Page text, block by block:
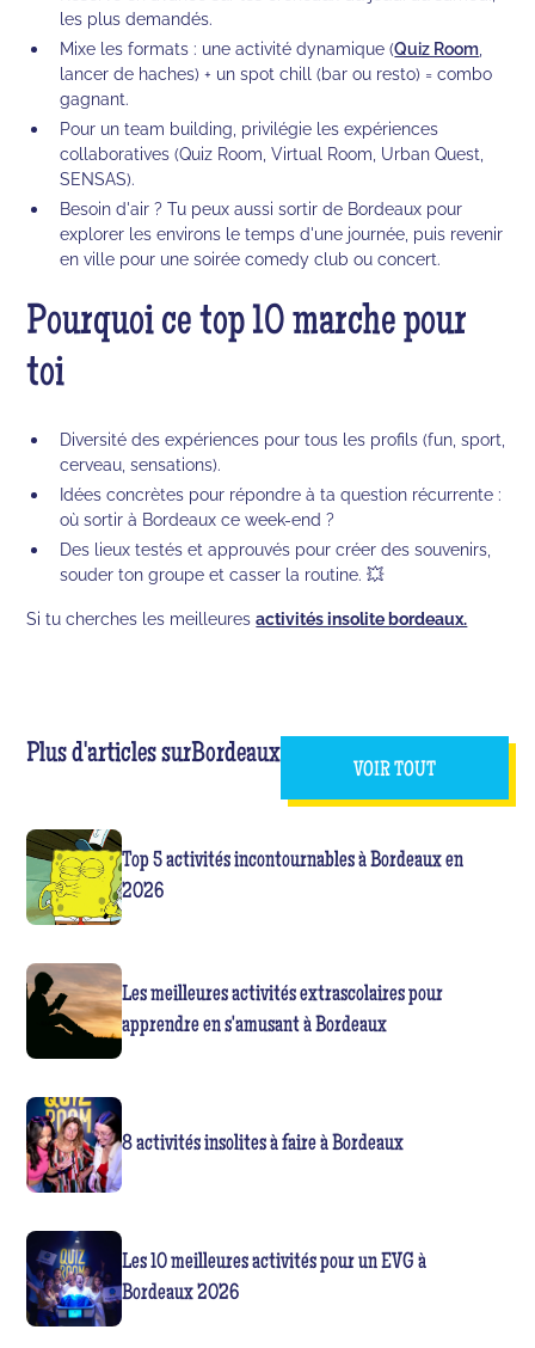
les plus demandés.
Mixe les formats : une activité dynamique (Quiz Room
lancer de haches) + un spot chill (bar ou resto) = combo
gagnant.
Pour un team building, privilégie les expériences
collaboratives (Quiz Room, Virtual Room, Urban Quest,
SENSAS).
Besoin d'air ? Tu peux aussi sortir de Bordeaux pour
explorer les environs le temps d'une journée, puis revenir
en ville pour une soirée comedy club ou concert.
Pourquoi ce top 10 marche pour
toi
Diversité des expériences pour tous les profils (fun, sport,
cerveau, sensations).
Idées concrètes pour répondre à ta question récurrente :
où sortir à Bordeaux ce week-end ?
Des lieux testés et approuvés pour créer des souvenirs,
souder ton groupe et casser la routine. 💥
Si tu cherches les meilleuresactivités insolite bordeaux.
Plus d'articles surBordeaux
VOIR TOUT
Top 5 activités incontournables à Bordeaux en
2026
Les meilleures activités extrascolaires pour
apprendre en s'amusant à Bordeaux
8 activités insolites à faire à Bordeaux
Les 10 meilleures activités pour un EVG à
Bordeaux 2026